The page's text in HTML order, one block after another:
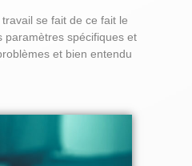
se fait de ce fait le
paramètres spécifiques et
et bien entendu